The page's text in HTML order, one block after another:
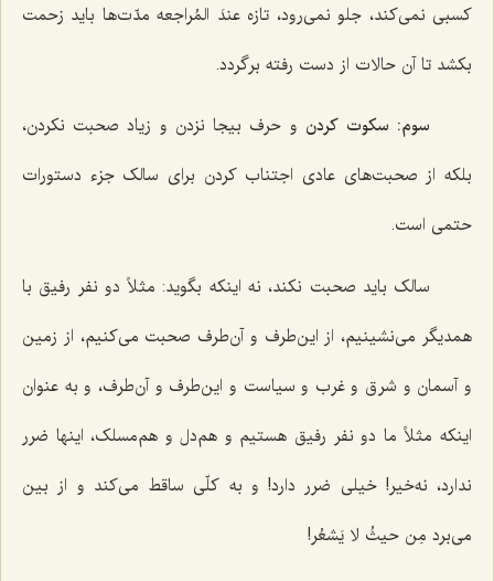
کسبی نمی‌کند، جلو نمی‌رود، تازهعندَ المُراجعهمدّت‌ها باید زحمت
بکشد تا آن حالات از دست رفته برگردد.
سوم: سکوت کردن و حرف بیجا نزدن و زیاد صحبت نکردن،
بلکه از صحبت‌های عادی اجتناب کردن برای سالک جزء دستورات
حتمی است.
سالک باید صحبت نکند، نه اینکه بگوید: مثلاً دو نفر رفیق با
همدیگر می‌نشینیم، از این‌طرف و آن‌طرف صحبت می‌کنیم، از زمین
و آسمان و شرق و غرب و سیاست و این‌طرف و آن‌طرف، و به عنوان
اینکه مثلاً ما دو نفر رفیق هستیم و هم‌دل و هم‌مسلک، اینها ضرر
ندارد، نه‌خیر! خیلی ضرر دارد! و به کلّی ساقط می‌کند و از بین
می‌برد مِن حیثُ لا یَشعُر!